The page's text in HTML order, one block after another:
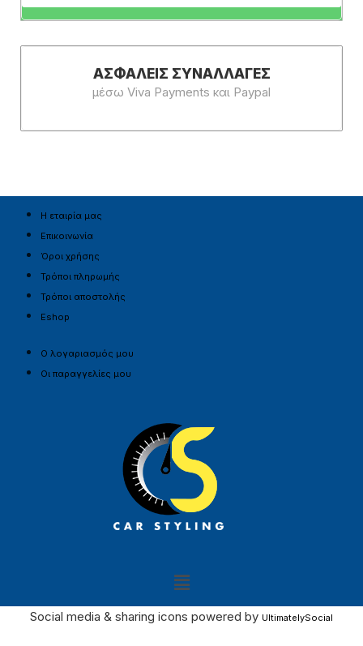
ΑΣΦΑΛΕΊΣ ΣΥΝΑΛΛΑΓΈΣ
μέσω Viva Payments και Paypal
Η εταιρία μας
Επικοινωνία
Όροι χρήσης
Τρόποι πληρωμής
Τρόποι αποστολής
Eshop
Ο λογαριασμός μου
Οι παραγγελίες μου
Social media & sharing icons powered by UltimatelySocial